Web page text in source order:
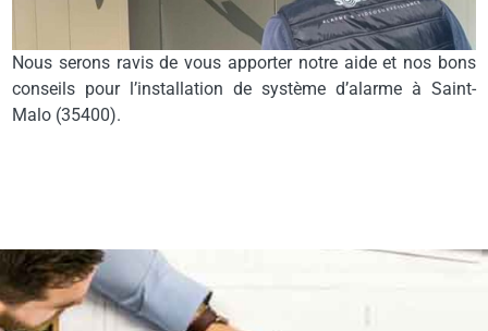
Nous serons ravis de vous apporter notre aide et nos bons
conseils pour l’installation de système d’alarme à Saint-
Malo (35400).